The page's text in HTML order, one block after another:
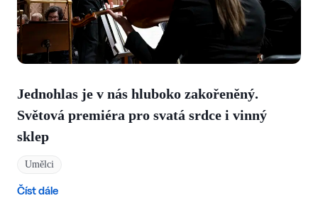
Jednohlas je v nás hluboko zakořeněný.
Světová premiéra pro svatá srdce i vinný
sklep
Umělci
Číst dále